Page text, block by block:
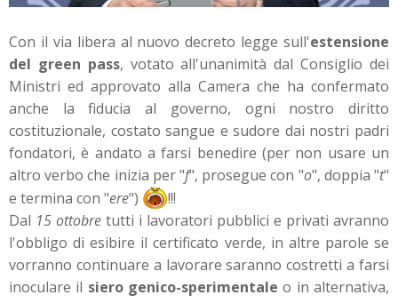
Con il via libera al nuovo decreto legge sull'estensione
del green pass, votato all'unanimità dal Consiglio dei
Ministri ed approvato alla Camera che ha confermato
anche la fiducia al governo, ogni nostro diritto
costituzionale, costato sangue e sudore dai nostri padri
fondatori, è andato a farsi benedire (per non usare un
altro verbo che inizia per "f", prosegue con "o", doppia "t"
e termina con "ere")
!!!
Dal 15 ottobre tutti i lavoratori pubblici e privati avranno
l'obbligo di esibire il certificato verde, in altre parole se
vorranno continuare a lavorare saranno costretti a farsi
inoculare il siero genico-sperimentale o in alternativa,